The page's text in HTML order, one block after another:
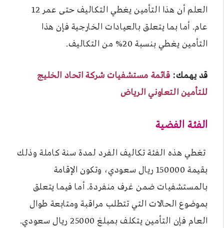
العلم أن هذا التأمين يغطي التكاليف حتى عمر 12
عام. أما بما يتعلق بالعيادات الخارجية فإن هذا
التأمين يغطي بنسبة 20% من التكاليف.
قد يهمك: قائمة مستشفيات شركة اتحاد الخليج
للتأمين التعاوني الرياض
الفئة الفضية
تغطي هذه الفئة تكاليف الفرد لمدة سنة كاملة وذلك
بقيمة 150000 ريال سعودي، وتكون الإقامة
بالمستشفيات ضمن غرف منفردة. أما فيما يتعلق
بموضوع الحالات التي تتطلب مراقبة ومتابعة طوال
العام فإن التأمين يتكلف بمبلغ 25000 ريال سعودي.